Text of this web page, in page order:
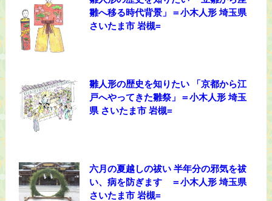
雛へ移る時代背景」＝小木人形 埼玉県
さいたま市 岩槻=
雛人形の歴史を知りたい 「京都から江
戸へやってきた雛祭」＝小木人形 埼玉
県 さいたま市 岩槻=
六月の夏越しの祓い 半年分の邪気を祓
い、病を防ぎます ＝小木人形 埼玉県
さいたま市 岩槻=